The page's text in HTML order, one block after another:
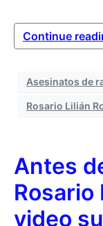
Continue
Asesinatos de
Rosario Lilián
Antes
Rosario
video